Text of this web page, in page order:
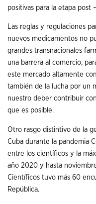
positivas para la etapa post
Las reglas y regulaciones
nuevos medicamentos no
grandes transnacionales
una barrera al comercio,
este mercado altamente
también de la lucha por un
nuestro deber contribuir
que es posible.
Otro rasgo distintivo de la
Cuba durante la pandemia
entre los científicos y la
año 2020 y hasta
Científicos tuvo más 60
República.